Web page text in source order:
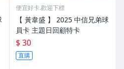
便宜好卡.歡迎下標
【 黃韋盛 】 2025 中信兄弟球
員卡 主題日回顧特卡
$ 30
直購